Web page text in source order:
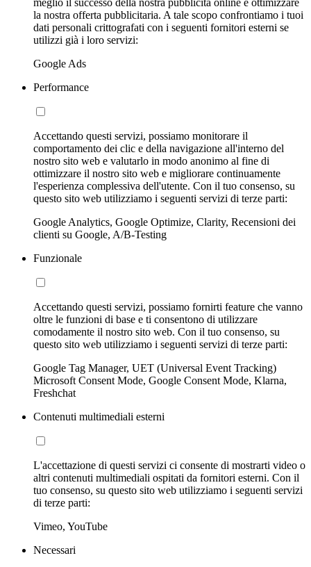
meglio il successo della nostra pubblicità online e ottimizzare
la nostra offerta pubblicitaria. A tale scopo confrontiamo i tuoi
dati personali crittografati con i seguenti fornitori esterni se
utilizzi già i loro servizi:
Google Ads
Performance
Accettando questi servizi, possiamo monitorare il
comportamento dei clic e della navigazione all'interno del
nostro sito web e valutarlo in modo anonimo al fine di
ottimizzare il nostro sito web e migliorare continuamente
l'esperienza complessiva dell'utente. Con il tuo consenso, su
questo sito web utilizziamo i seguenti servizi di terze parti:
Google Analytics, Google Optimize, Clarity, Recensioni dei
clienti su Google, A/B-Testing
Funzionale
Accettando questi servizi, possiamo fornirti feature che vanno
oltre le funzioni di base e ti consentono di utilizzare
comodamente il nostro sito web. Con il tuo consenso, su
questo sito web utilizziamo i seguenti servizi di terze parti:
Google Tag Manager, UET (Universal Event Tracking)
Microsoft Consent Mode, Google Consent Mode, Klarna,
Freshchat
Contenuti multimediali esterni
L'accettazione di questi servizi ci consente di mostrarti video o
altri contenuti multimediali ospitati da fornitori esterni. Con il
tuo consenso, su questo sito web utilizziamo i seguenti servizi
di terze parti:
Vimeo, YouTube
Necessari